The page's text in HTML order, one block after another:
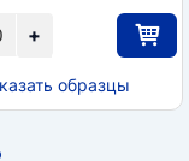
+
образцы